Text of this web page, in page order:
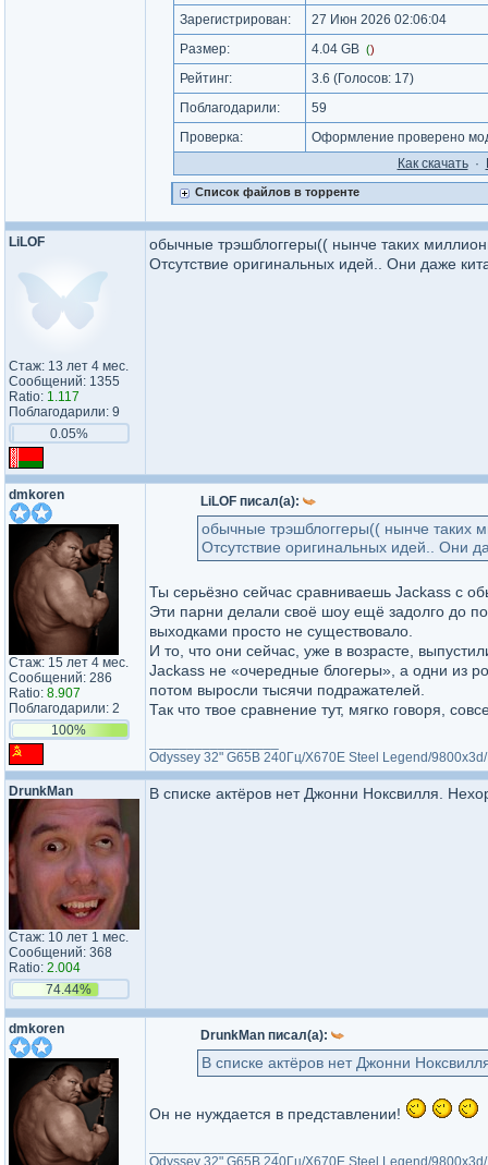
Зарегистрирован:
27 Июн 2026 02:06:04
Размер:
4.04 GB ()
Рейтинг: 3.6 (Голосов: 17)
Поблагодарили:
59
Проверка:
Оформление проверено
Как cкачать·
Список файлов в торренте
LiLOF
Стаж: 13 лет 4 мес.
Сообщений: 1355
Ratio: 1.117
Поблагодарили: 9
0.05%
обычные трэшблоггеры(( нынче таких
Отсутствие оригинальных идей.. Они даже
dmkoren
Стаж: 15 лет 4 мес.
Сообщений: 286
Ratio: 8.907
Поблагодарили: 2
100%
LiLOF писал(а):
обычные трэшблоггеры(( нынче таких
Отсутствие оригинальных идей.. Они
Ты серьёзно сейчас сравниваешь Jackass с
Эти парни делали своё шоу ещё задолго до
выходками просто не существовало.
И то, что они сейчас, уже в возрасте,
Jackass не «очередные блогеры», а одни из
потом выросли тысячи подражателей.
Так что твое сравнение тут, мягко говоря,
Odyssey 32" G65B 240Гц/X670E Steel Legend/
DrunkMan
Стаж: 10 лет 1 мес.
Сообщений: 368
Ratio: 2.004
74.44%
В списке актёров нет Джонни Ноксвилля.
dmkoren DrunkMan писал(а):
В списке актёров нет Джонни
Он не нуждается в представлении!
Odyssey 32" G65B 240Гц/X670E Steel Legend/